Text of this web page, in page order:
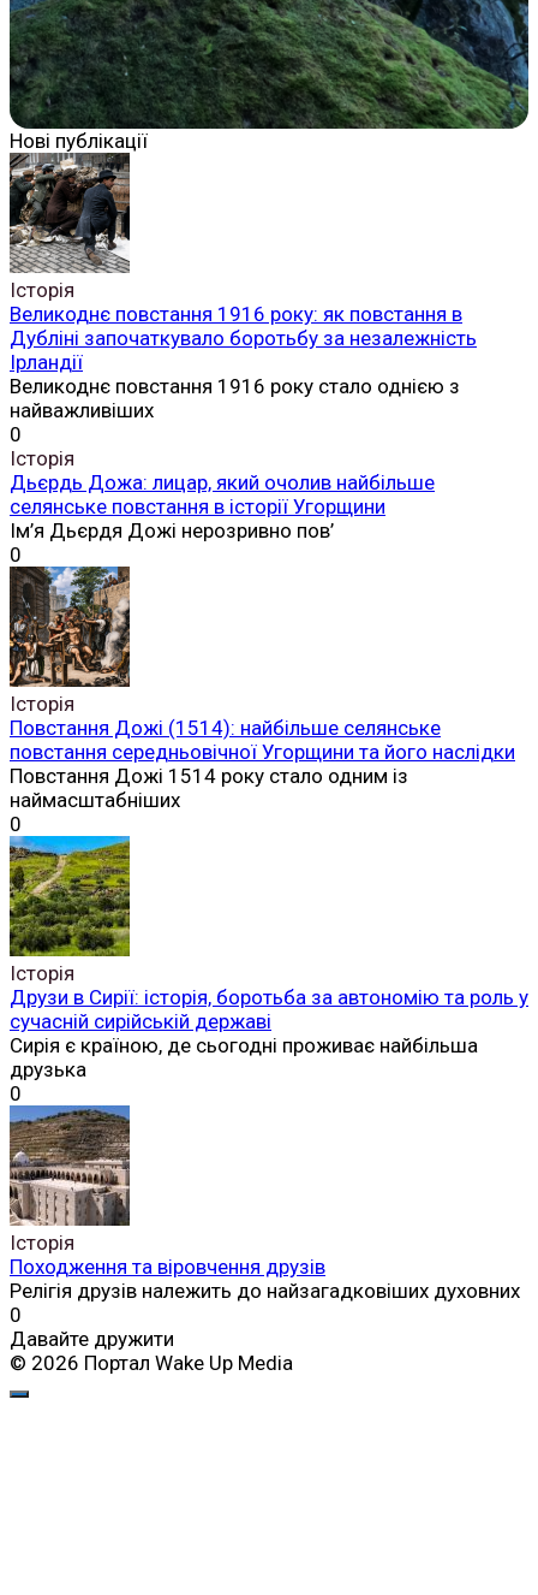
Нові публікації
Історія
Великоднє повстання 1916 року: як повстання в
Дубліні започаткувало боротьбу за незалежність
Ірландії
Великоднє повстання 1916 року стало однією з
найважливіших
0
Історія
Дьєрдь Дожа: лицар, який очолив найбільше
селянське повстання в історії Угорщини
Ім’я Дьєрдя Дожі нерозривно пов’
0
Історія
Повстання Дожі (1514): найбільше селянське
повстання середньовічної Угорщини та його наслідки
Повстання Дожі 1514 року стало одним із
наймасштабніших
0
Історія
Друзи в Сирії: історія, боротьба за автономію та роль у
сучасній сирійській державі
Сирія є країною, де сьогодні проживає найбільша
друзька
0
Історія
Походження та віровчення друзів
Релігія друзів належить до найзагадковіших духовних
0
Давайте дружити
© 2026 Портал Wake Up Media